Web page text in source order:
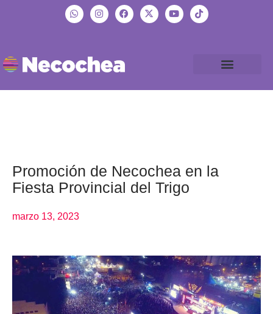
Promoción de Necochea en la
Fiesta Provincial del Trigo
marzo 13, 2023